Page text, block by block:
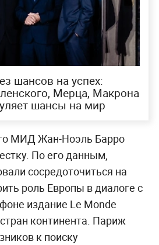
шансов на успех:
Мерца, Макрона
шансы на мир
МИД Жан-Ноэль Барро
По его данным,
сосредоточиться на
роль Европы в диалоге с
издание Le Monde
континента. Париж
к поиску